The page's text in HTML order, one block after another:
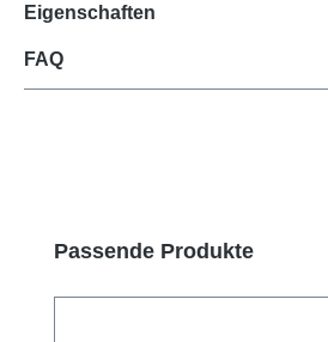
Eigenschaften
FAQ
Produktgalerie überspringen
Passende Produkte